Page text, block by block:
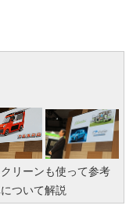
リーンも使って参考
ついて解説